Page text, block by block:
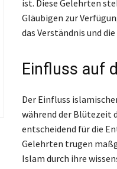
ist. Diese Gelehrten
Gläubigen zur
das Verständnis und
Einfluss auf
Der Einfluss
während der Blütezeit
entscheidend für die
Gelehrten trugen
Islam durch ihre